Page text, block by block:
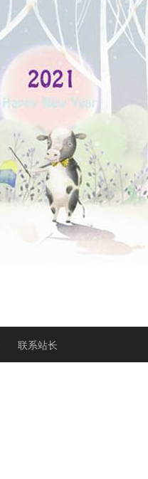
联系站长